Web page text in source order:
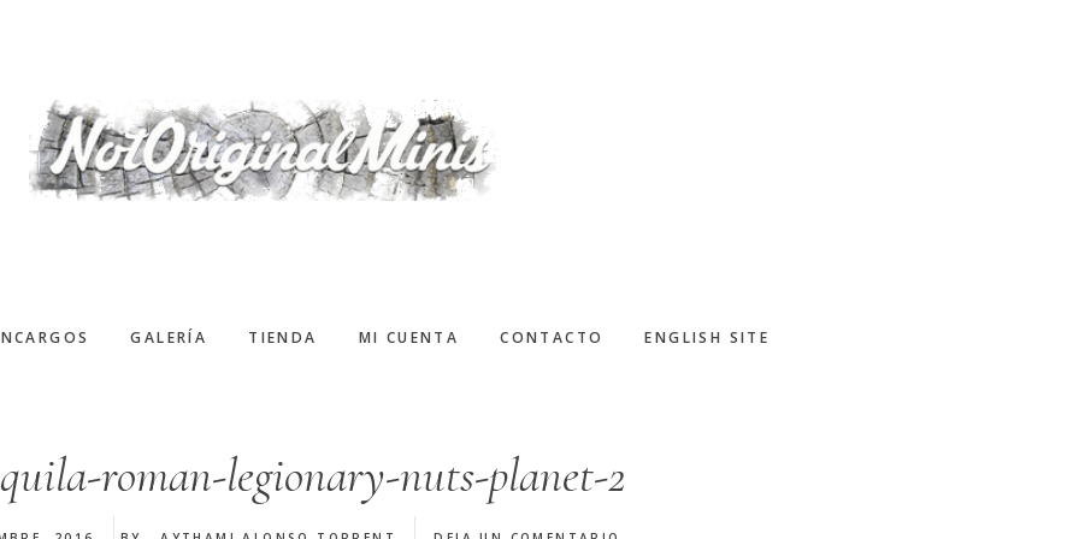
GALERÍA TIENDA MI CUENTA CONTACTO ENGLISH SITE
roman-legionary-nuts-planet-2